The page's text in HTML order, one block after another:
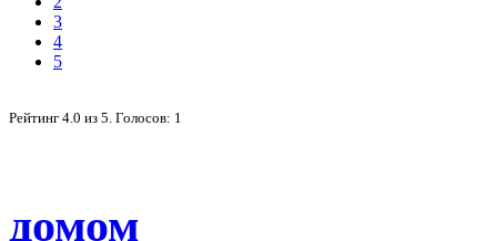
3
4
5
Рейтинг 4.0 из 5 . Голосов: 1
домом